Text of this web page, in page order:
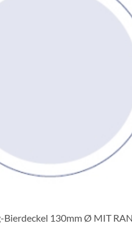
Bierdeckel 130mm Ø MIT